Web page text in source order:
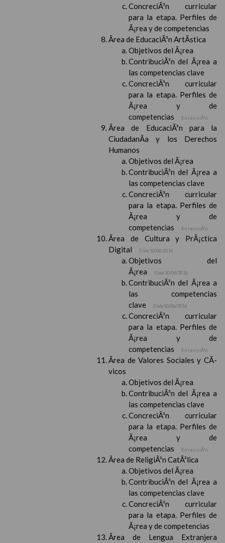
ConcreciÃ³n curricular
para la etapa. Perfiles de
Ã¡rea y de competencias
Ãrea de EducaciÃ³n ArtÃ­stica
Objetivos del Ã¡rea
ContribuciÃ³n del Ã¡rea a
las competencias clave
ConcreciÃ³n curricular
para la etapa. Perfiles de
Ã¡rea y de
competencias
En revisiÃ³n
Ãrea de EducaciÃ³n para la
CiudadanÃ­a y los Derechos
Humanos
Objetivos del Ã¡rea
ContribuciÃ³n del Ã¡rea a
las competencias clave
ConcreciÃ³n curricular
para la etapa. Perfiles de
Ã¡rea y de
competencias
En revisiÃ³n
Ãrea de Cultura y PrÃ¡ctica
Digital
Elab/10/06/2016
Objetivos del
Ã¡rea
Elab/10/06/2016
ContribuciÃ³n del Ã¡rea a
las competencias
clave
Elab/10/06/2016
ConcreciÃ³n curricular
para la etapa. Perfiles de
Ã¡rea y de
competencias
En revisiÃ³n
Ãrea de Valores Sociales y CÃ­
vicos
Objetivos del Ã¡rea
ContribuciÃ³n del Ã¡rea a
las competencias clave
ConcreciÃ³n curricular
para la etapa. Perfiles de
Ã¡rea y de
competencias
En revisiÃ³n
Ãrea de ReligiÃ³n CatÃ³lica
Objetivos del Ã¡rea
ContribuciÃ³n del Ã¡rea a
las competencias clave
ConcreciÃ³n curricular
para la etapa. Perfiles de
Ã¡rea y de competencias
Ãrea de Lengua Extranjera